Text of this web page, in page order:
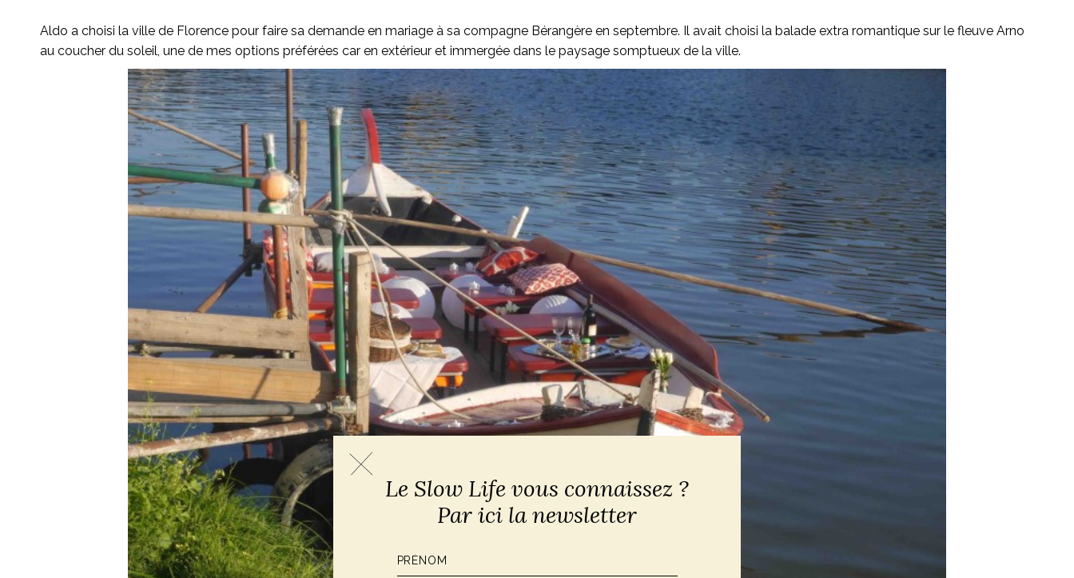
Aldo a choisi la ville de Florence pour faire sa demande en mariage à sa compagne Bérangère en septembre. Il avait choisi la balade extra romantique sur le fleuve Arno
au coucher du soleil, une de mes options préférées car en extérieur et immergée dans le paysage somptueux de la ville.
Le Slow Life vous connaissez ?
Par ici la newsletter